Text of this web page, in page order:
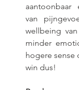
van
wellbeing
minder
hogere sense
win dus!